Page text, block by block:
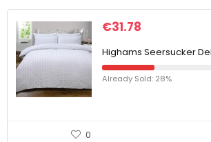
€31.78
Highams Seersucker
Already Sold: 28%
0